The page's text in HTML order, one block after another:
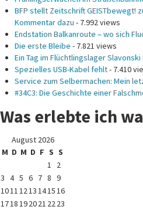
BFP stellt Zeitschrift GEISTbewegt!
Kommentar dazu - 7.992 views
Endstation Balkanroute – wo sich
Die erste Bleibe - 7.821 views
Ein Tag im Flüchtlingslager Slavonski
Spezielles USB-Kabel fehlt- 7.410
Service zum Selbermachen: Mein
#34C3: Die Geschichte einer
Was erlebte ich
August 2026
M D M D F S S
1
2
3 4 5 6 7 8 9
1011 12 13 1415 16
1718 192021 22 23